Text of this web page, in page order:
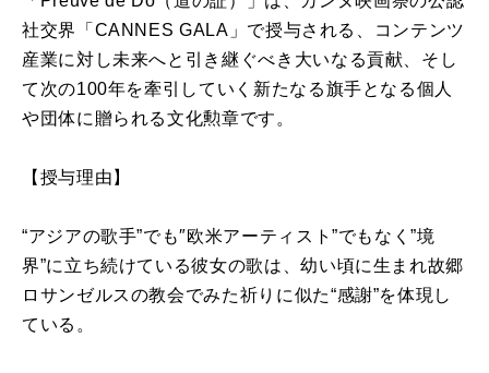
社交界「CANNES GALA」で授与される、コンテンツ
産業に対し未来へと引き継ぐべき大いなる貢献、そし
て次の100年を牽引していく新たなる旗手となる個人
や団体に贈られる文化勲章です。
【授与理由】
“アジアの歌手”でも″欧米アーティスト”でもなく”境
界”に立ち続けている彼女の歌は、幼い頃に生まれ故郷
ロサンゼルスの教会でみた祈りに似た“感謝”を体現し
ている。